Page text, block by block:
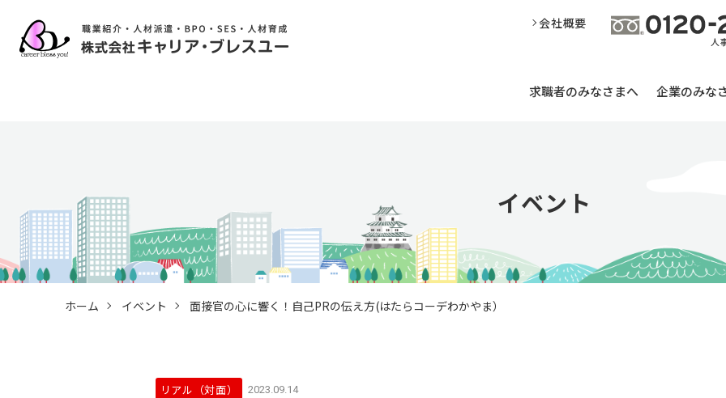
会社概要
求職者のみなさまへ 企業のみな
イベント
ホーム イベント 面接官の心に響く！自己PRの伝え方(はたらコーデわかやま）
リアル（対面） 2023.09.14